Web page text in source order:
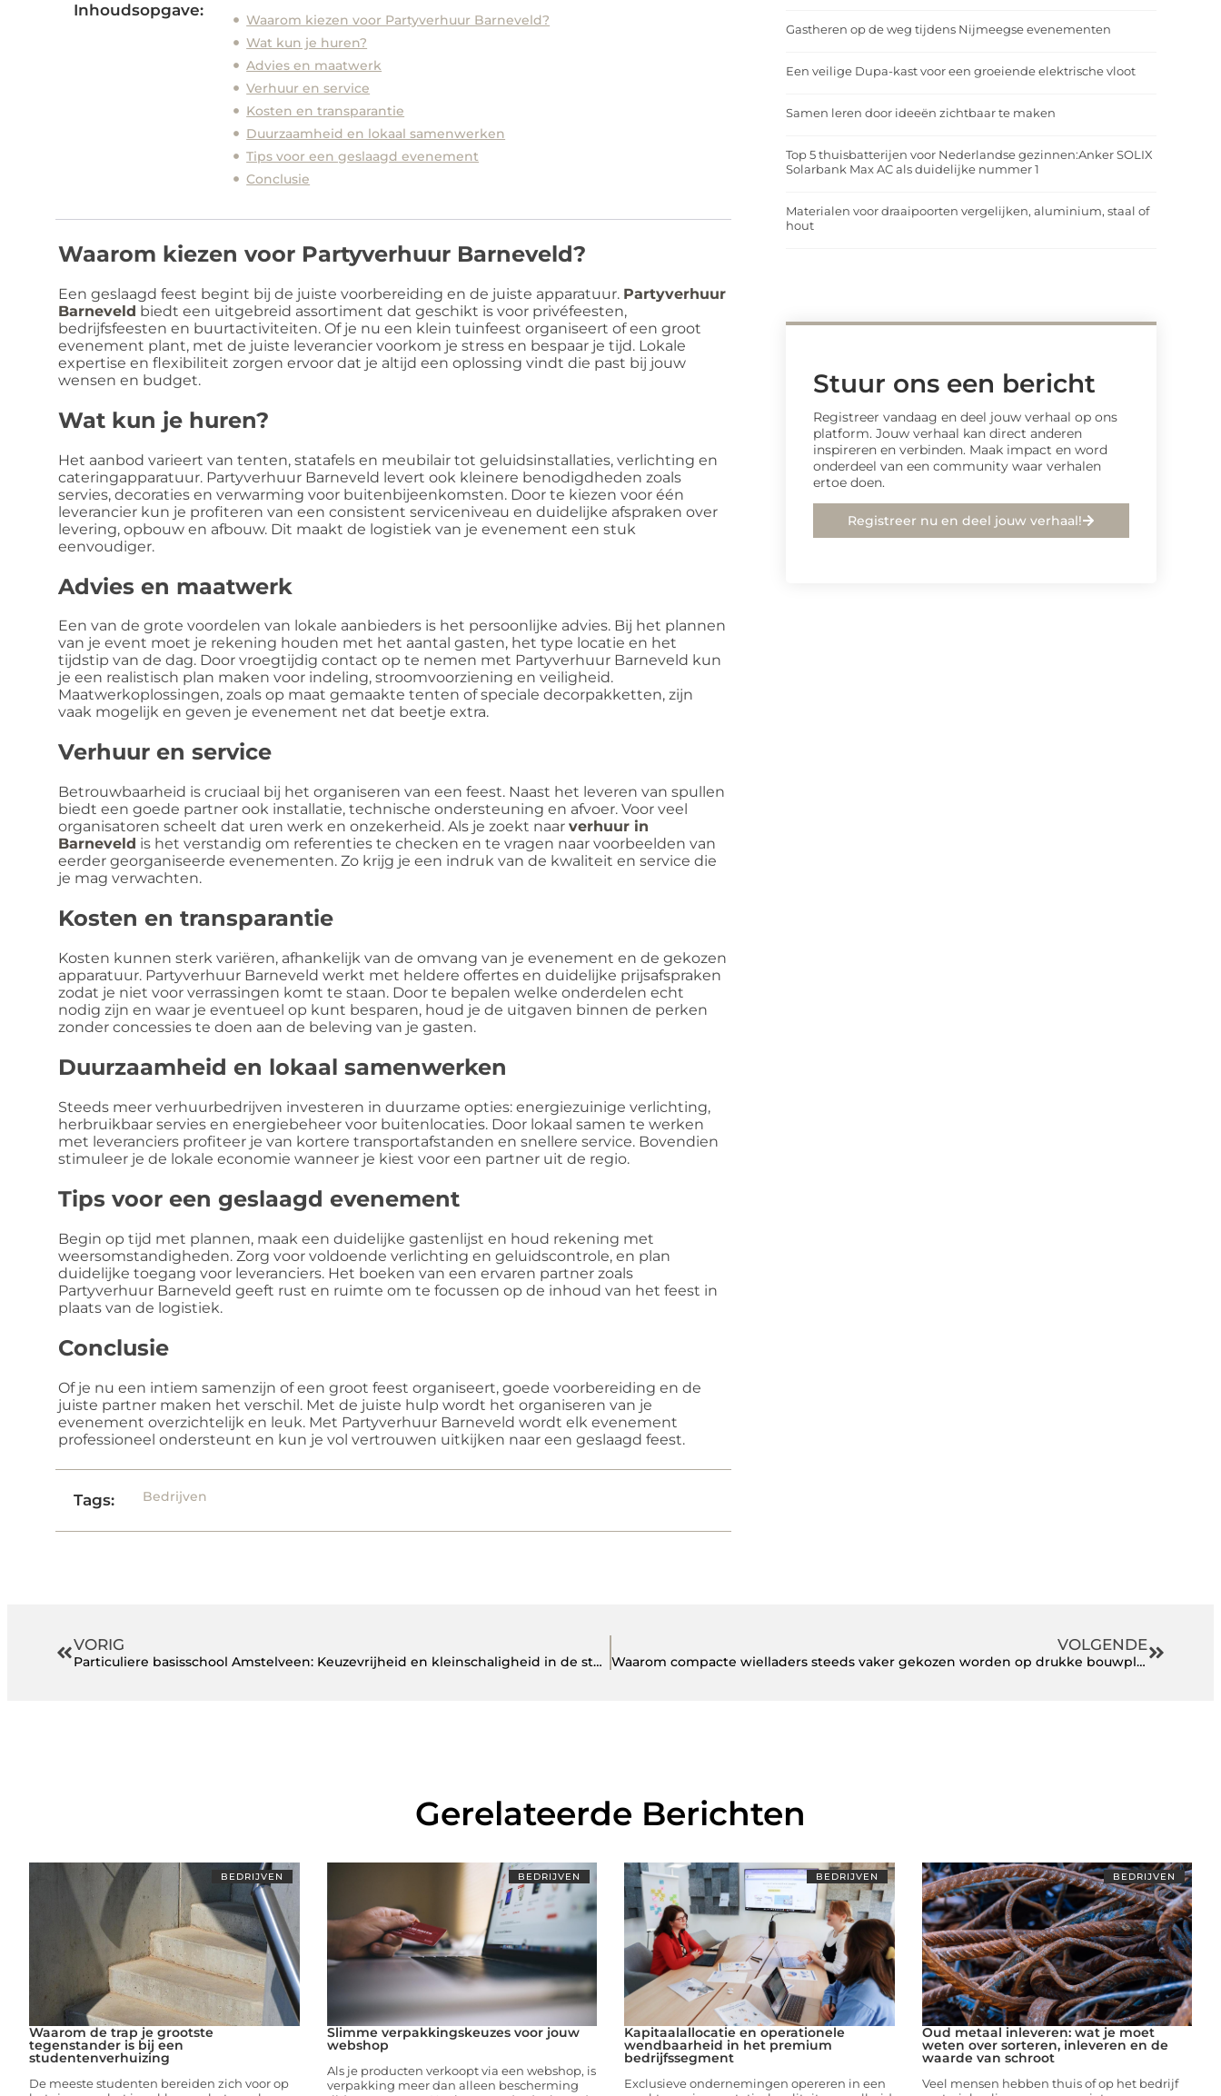
Inhoudsopgave:
Waarom kiezen voor Partyverhuur Barneveld?
Wat kun je huren?
Advies en maatwerk
Verhuur en service
Kosten en transparantie
Duurzaamheid en lokaal samenwerken
Tips voor een geslaagd evenement
Conclusie
Waarom kiezen voor Partyverhuur Barneveld?
Een geslaagd feest begint bij de juiste voorbereiding en de juiste apparatuur. Partyverhuur
Barneveld biedt een uitgebreid assortiment dat geschikt is voor privéfeesten,
bedrijfsfeesten en buurtactiviteiten. Of je nu een klein tuinfeest organiseert of een groot
evenement plant, met de juiste leverancier voorkom je stress en bespaar je tijd. Lokale
expertise en flexibiliteit zorgen ervoor dat je altijd een oplossing vindt die past bij jouw
wensen en budget.
Wat kun je huren?
Het aanbod varieert van tenten, statafels en meubilair tot geluidsinstallaties, verlichting en
cateringapparatuur. Partyverhuur Barneveld levert ook kleinere benodigdheden zoals
servies, decoraties en verwarming voor buitenbijeenkomsten. Door te kiezen voor één
leverancier kun je profiteren van een consistent serviceniveau en duidelijke afspraken over
levering, opbouw en afbouw. Dit maakt de logistiek van je evenement een stuk
eenvoudiger.
Advies en maatwerk
Een van de grote voordelen van lokale aanbieders is het persoonlijke advies. Bij het plannen
van je event moet je rekening houden met het aantal gasten, het type locatie en het
tijdstip van de dag. Door vroegtijdig contact op te nemen met Partyverhuur Barneveld kun
je een realistisch plan maken voor indeling, stroomvoorziening en veiligheid.
Maatwerkoplossingen, zoals op maat gemaakte tenten of speciale decorpakketten, zijn
vaak mogelijk en geven je evenement net dat beetje extra.
Verhuur en service
Betrouwbaarheid is cruciaal bij het organiseren van een feest. Naast het leveren van spullen
biedt een goede partner ook installatie, technische ondersteuning en afvoer. Voor veel
organisatoren scheelt dat uren werk en onzekerheid. Als je zoekt naarverhuur in
Barneveld is het verstandig om referenties te checken en te vragen naar voorbeelden van
eerder georganiseerde evenementen. Zo krijg je een indruk van de kwaliteit en service die
je mag verwachten.
Kosten en transparantie
Kosten kunnen sterk variëren, afhankelijk van de omvang van je evenement en de gekozen
apparatuur. Partyverhuur Barneveld werkt met heldere offertes en duidelijke prijsafspraken
zodat je niet voor verrassingen komt te staan. Door te bepalen welke onderdelen echt
nodig zijn en waar je eventueel op kunt besparen, houd je de uitgaven binnen de perken
zonder concessies te doen aan de beleving van je gasten.
Duurzaamheid en lokaal samenwerken
Steeds meer verhuurbedrijven investeren in duurzame opties: energiezuinige verlichting,
herbruikbaar servies en energiebeheer voor buitenlocaties. Door lokaal samen te werken
met leveranciers profiteer je van kortere transportafstanden en snellere service. Bovendien
stimuleer je de lokale economie wanneer je kiest voor een partner uit de regio.
Tips voor een geslaagd evenement
Begin op tijd met plannen, maak een duidelijke gastenlijst en houd rekening met
weersomstandigheden. Zorg voor voldoende verlichting en geluidscontrole, en plan
duidelijke toegang voor leveranciers. Het boeken van een ervaren partner zoals
Partyverhuur Barneveld geeft rust en ruimte om te focussen op de inhoud van het feest in
plaats van de logistiek.
Conclusie
Of je nu een intiem samenzijn of een groot feest organiseert, goede voorbereiding en de
juiste partner maken het verschil. Met de juiste hulp wordt het organiseren van je
evenement overzichtelijk en leuk. Met Partyverhuur Barneveld wordt elk evenement
professioneel ondersteunt en kun je vol vertrouwen uitkijken naar een geslaagd feest.
Tags: Bedrijven
Gastheren op de weg tijdens Nijmeegse evenementen
Een veilige Dupa-kast voor een groeiende elektrische vloot
Samen leren door ideeën zichtbaar te maken
Top 5 thuisbatterijen voor Nederlandse gezinnen:Anker SOLIX
Solarbank Max AC als duidelijke nummer 1
Materialen voor draaipoorten vergelijken, aluminium, staal of
hout
Stuur ons een bericht
Registreer vandaag en deel jouw verhaal op ons
platform. Jouw verhaal kan direct anderen
inspireren en verbinden. Maak impact en word
onderdeel van een community waar verhalen
ertoe doen.
Registreer nu en deel jouw verhaal!
VORIG
Particuliere basisschool Amstelveen: Keuzevrijheid en kleinschaligheid in de stad
VOLGENDE
Waarom compacte wielladers steeds vaker gekozen worden op drukke bouwplaatsen
Gerelateerde Berichten
BEDRIJVEN
Waarom de trap je grootste
tegenstander is bij een
studentenverhuizing
De meeste studenten bereiden zich voor op
BEDRIJVEN
Slimme verpakkingskeuzes voor jouw
webshop
Als je producten verkoopt via een webshop, is
verpakking meer dan alleen bescherming
BEDRIJVEN
Kapitaalallocatie en operationele
wendbaarheid in het premium
bedrijfssegment
Exclusieve ondernemingen opereren in een
BEDRIJVEN
Oud metaal inleveren: wat je moet
weten over sorteren, inleveren en de
waarde van schroot
Veel mensen hebben thuis of op het bedrijf